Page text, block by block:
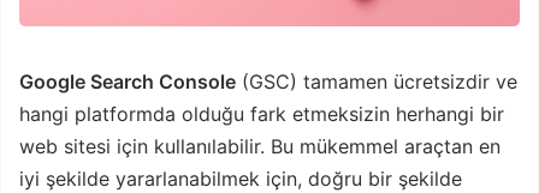
Google Search Console (GSC) tamamen ücretsizdir ve
hangi platformda olduğu fark etmeksizin herhangi bir
web sitesi için kullanılabilir. Bu mükemmel araçtan en
iyi şekilde yararlanabilmek için, doğru bir şekilde